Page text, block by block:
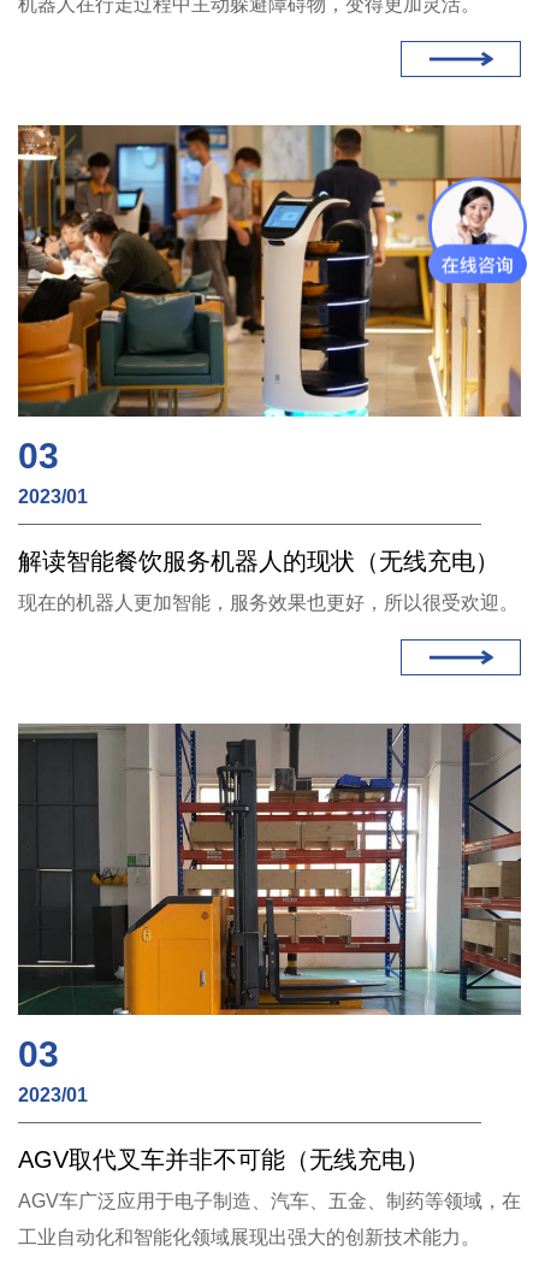
03
2023/01
解读智能餐饮服务机器人的现状（无线充电）
现在的机器人更加智能，服务效果也更好，所以很受欢迎。
03
2023/01
AGV取代叉车并非不可能（无线充电）
AGV车广泛应用于电子制造、汽车、五金、制药等领域，在
工业自动化和智能化领域展现出强大的创新技术能力。